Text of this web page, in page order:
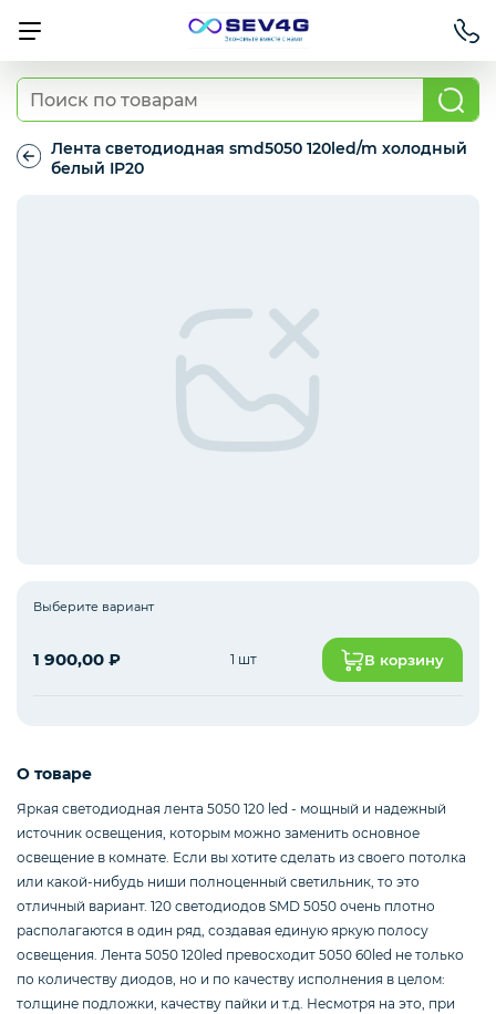
Тарифы
Для Автомобиля
Мобильные аксессуары
Для бизнеса
Смартфоны / Телефоны
Лента светодиодная smd5050 120led/m холодный
белый IP20
Выберите вариант
1 900,00 ₽ 1 шт В корзину
О товаре
Яркая светодиодная лента 5050 120 led - мощный и надежный
источник освещения, которым можно заменить основное
освещение в комнате. Если вы хотите сделать из своего потолка
или какой-нибудь ниши полноценный светильник, то это
отличный вариант. 120 светодиодов SMD 5050 очень плотно
располагаются в один ряд, создавая единую яркую полосу
освещения. Лента 5050 120led превосходит 5050 60led не только
по количеству диодов, но и по качеству исполнения в целом:
толщине подложки, качеству пайки и т.д. Несмотря на это, при